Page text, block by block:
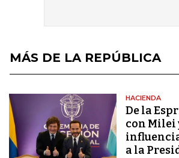
MÁS DE LA REPÚBLICA
HACIENDA
De la
con Milei
a la